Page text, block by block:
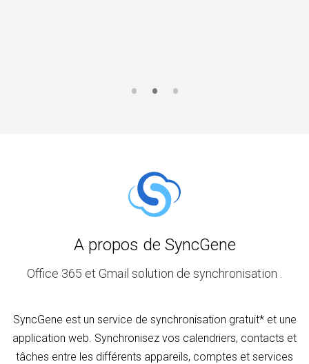
A propos de SyncGene
Office 365 et Gmail solution de synchronisation .
SyncGene est un service de synchronisation gratuit* et une
application web. Synchronisez vos calendriers, contacts et
tâches entre les différents appareils, comptes et services